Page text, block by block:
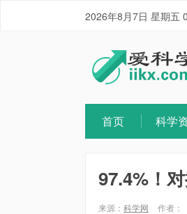
2026年8月7日 星期五
首页 科学
97.4%！
来源： 科学网 作者：